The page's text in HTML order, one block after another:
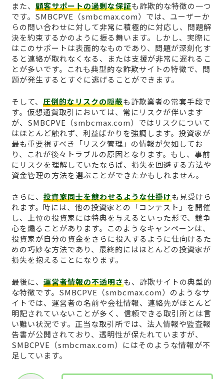
また、 顧客サポートの過剰な保証も詐欺的な特徴の一つ
です。SMBCPVE（smbcmax.com）では、ユーザーか
らの問い合わせに対して非常に積極的に対応し、問題解
決を約束するかのように振る舞います。しかし、実際に
はこのサポートは表面的なものであり、問題が深刻化す
ると連絡が取れなくなる、または支援が非常に遅れるこ
とが多いです。これも典型的な詐欺サイトの特徴で、問
題が発生するとすぐに逃げることができます。
そして、 圧倒的なリスクの隠蔽も詐欺業者の常套手段で
す。仮想通貨取引においては、常にリスクが伴います
が、SMBCPVE（smbcmax.com）ではリスクについて
はほとんど触れず、利益ばかりを強調します。投資家が
最も重要視すべき「リスク管理」の情報が欠如してお
り、これが後々トラブルの原因となります。もし、事前
にリスクを理解していたならば、損失を回避する方法や
資金管理の方法を選ぶことができたかもしれません。
さらに、 投資家同士を競わせるような仕掛けも見受けら
れます。時には、他の投資家との「コンテスト」を開催
し、上位の投資家には特典を与えるといった形で、競争
心を煽ることがあります。このようなキャンペーンは、
投資家が自分の資金をさらに投入するように仕向けるた
めの巧妙な方法であり、最終的にはほとんどの投資家が
損失を抱えることになります。
最後に、 運営者情報の不透明さも、詐欺サイトの典型的
な特徴です。SMBCPVE（smbcmax.com）のようなサ
イトでは、運営者の名前や会社情報、連絡先がほとんど
明記されていないことが多く、信頼できる取引所とは言
い難い状況です。正当な取引所では、法人情報や監査報
告書が公開されており、透明性が保たれていますが、
SMBCPVE（smbcmax.com）にはそのような情報が不
足しています。